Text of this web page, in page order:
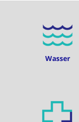
Wasser